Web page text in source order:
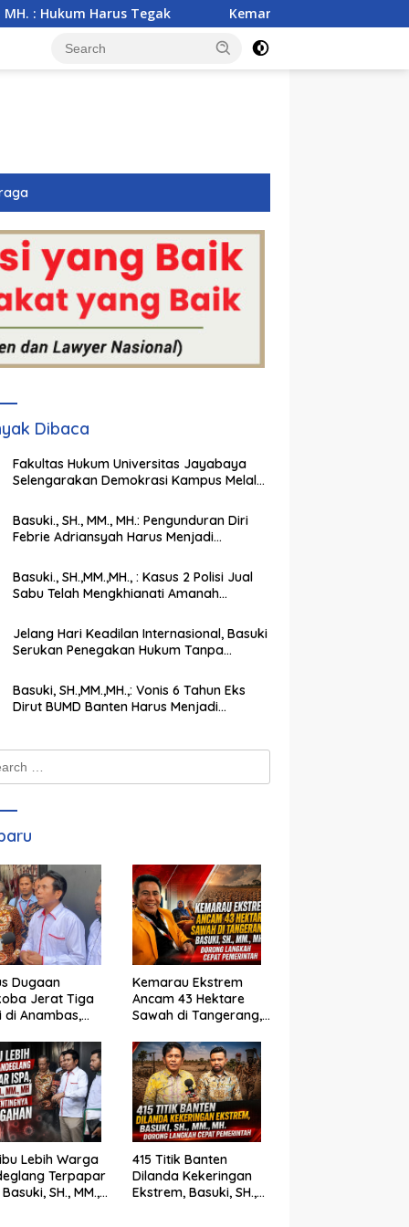
Kemarau Ekstrem Ancam 43 Hektare Sawah di
Dibaca
Fakultas Hukum Universitas Jayabaya
Selengarakan Demokrasi Kampus Melalui
Basuki., SH., MM., MH.: Pengunduran Diri
Febrie Adriansyah Harus Menjadi
Penegakan Hukum
Basuki., SH.,MM.,MH., : Kasus 2 Polisi Jual
Sabu Telah Mengkhianati Amanah
Jelang Hari Keadilan Internasional, Basuki
Serukan Penegakan Hukum Tanpa
Basuki, SH.,MM.,MH.,: Vonis 6 Tahun Eks
Dirut BUMD Banten Harus Menjadi
Dugaan
Jerat Tiga
di Anambas,
Harus Tegak
Kemarau Ekstrem
Ancam 43 Hektare
Sawah di Tangerang,
Dorong Langkah
Cepat Pemerintah
Lebih Warga
Terpapar
Basuki, SH., MM.,
415 Titik Banten
Dilanda Kekeringan
Ekstrem, Basuki, SH.,